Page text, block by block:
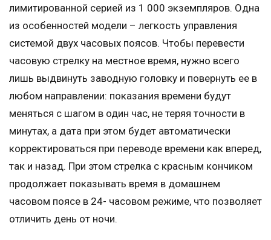
лимитированной серией из 1 000 экземпляров. Одна
из особенностей модели – легкость управления
системой двух часовых поясов. Чтобы перевести
часовую стрелку на местное время, нужно всего
лишь выдвинуть заводную головку и повернуть ее в
любом направлении: показания времени будут
меняться с шагом в один час, не теряя точности в
минутах, а дата при этом будет автоматически
корректироваться при переводе времени как вперед,
так и назад. При этом стрелка с красным кончиком
продолжает показывать время в домашнем
часовом поясе в 24- часовом режиме, что позволяет
отличить день от ночи.